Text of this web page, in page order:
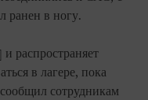
ранен в ногу.
распространяет
в лагере, пока
сотрудникам